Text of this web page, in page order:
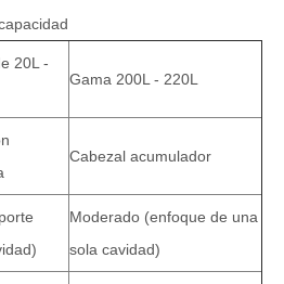
20L -
Gama 200L - 220L
Cabezal acumulador
Moderado (enfoque de una
sola cavidad)